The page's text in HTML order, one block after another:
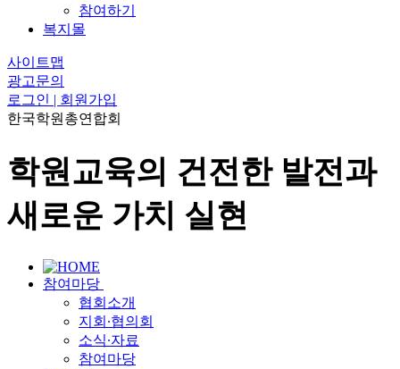
참여하기
복지몰
사이트맵
광고문의
로그인 | 회원가입
한국학원총연합회
학원교육의 건전한 발전과
새로운 가치 실현
참여마당
협회소개
지회∙협의회
소식∙자료
참여마당